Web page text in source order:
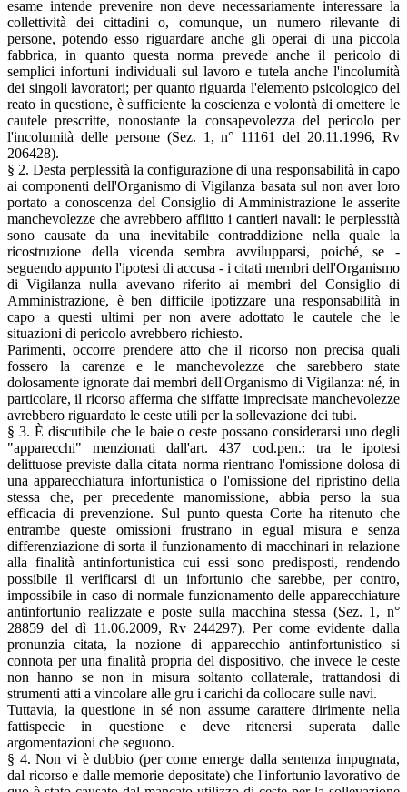
esame intende prevenire non deve necessariamente interessare la
collettività dei cittadini o, comunque, un numero rilevante di
persone, potendo esso riguardare anche gli operai di una piccola
fabbrica, in quanto questa norma prevede anche il pericolo di
semplici infortuni individuali sul lavoro e tutela anche l'incolumità
dei singoli lavoratori; per quanto riguarda l'elemento psicologico del
reato in questione, è sufficiente la coscienza e volontà di omettere le
cautele prescritte, nonostante la consapevolezza del pericolo per
l'incolumità delle persone (Sez. 1, n° 11161 del 20.11.1996, Rv
206428).
§ 2. Desta perplessità la configurazione di una responsabilità in capo
ai componenti dell'Organismo di Vigilanza basata sul non aver loro
portato a conoscenza del Consiglio di Amministrazione le asserite
manchevolezze che avrebbero afflitto i cantieri navali: le perplessità
sono causate da una inevitabile contraddizione nella quale la
ricostruzione della vicenda sembra avvilupparsi, poiché, se -
seguendo appunto l'ipotesi di accusa - i citati membri dell'Organismo
di Vigilanza nulla avevano riferito ai membri del Consiglio di
Amministrazione, è ben difficile ipotizzare una responsabilità in
capo a questi ultimi per non avere adottato le cautele che le
situazioni di pericolo avrebbero richiesto.
Parimenti, occorre prendere atto che il ricorso non precisa quali
fossero la carenze e le manchevolezze che sarebbero state
dolosamente ignorate dai membri dell'Organismo di Vigilanza: né, in
particolare, il ricorso afferma che siffatte imprecisate manchevolezze
avrebbero riguardato le ceste utili per la sollevazione dei tubi.
§ 3. È discutibile che le baie o ceste possano considerarsi uno degli
"apparecchi" menzionati dall'art. 437 cod.pen.: tra le ipotesi
delittuose previste dalla citata norma rientrano l'omissione dolosa di
una apparecchiatura infortunistica o l'omissione del ripristino della
stessa che, per precedente manomissione, abbia perso la sua
efficacia di prevenzione. Sul punto questa Corte ha ritenuto che
entrambe queste omissioni frustrano in egual misura e senza
differenziazione di sorta il funzionamento di macchinari in relazione
alla finalità antinfortunistica cui essi sono predisposti, rendendo
possibile il verificarsi di un infortunio che sarebbe, per contro,
impossibile in caso di normale funzionamento delle apparecchiature
antinfortunio realizzate e poste sulla macchina stessa (Sez. 1, n°
28859 del dì 11.06.2009, Rv 244297). Per come evidente dalla
pronunzia citata, la nozione di apparecchio antinfortunistico si
connota per una finalità propria del dispositivo, che invece le ceste
non hanno se non in misura soltanto collaterale, trattandosi di
strumenti atti a vincolare alle gru i carichi da collocare sulle navi.
Tuttavia, la questione in sé non assume carattere dirimente nella
fattispecie in questione e deve ritenersi superata dalle
argomentazioni che seguono.
§ 4. Non vi è dubbio (per come emerge dalla sentenza impugnata,
dal ricorso e dalle memorie depositate) che l'infortunio lavorativo de